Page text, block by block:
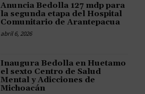
Anuncia Bedolla 127 mdp para
la segunda etapa del Hospital
Comunitario de Arantepacua
abril 6, 2026
Inaugura Bedolla en Huetamo
el sexto Centro de Salud
Mental y Adicciones de
Michoacán